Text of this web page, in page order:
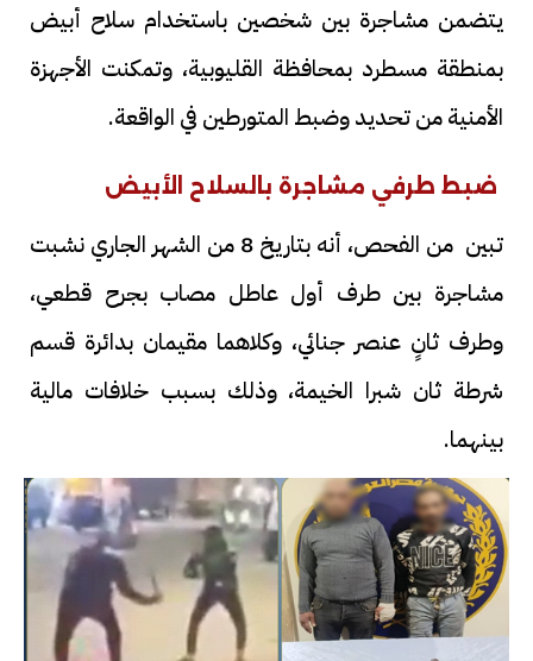
يتضمن مشاجرة بين شخصين باستخدام سلاح أبيض
بمنطقة مسطرد بمحافظة القليوبية، وتمكنت الأجهزة
الأمنية من تحديد وضبط المتورطين في الواقعة.
ضبط طرفي مشاجرة بالسلاح الأبيض
تبين من الفحص، أنه بتاريخ 8 من الشهر الجاري نشبت
مشاجرة بين طرف أول عاطل مصاب بجرح قطعي،
وطرف ثانٍ عنصر جنائي، وكلاهما مقيمان بدائرة قسم
شرطة ثان شبرا الخيمة، وذلك بسبب خلافات مالية
بينهما.